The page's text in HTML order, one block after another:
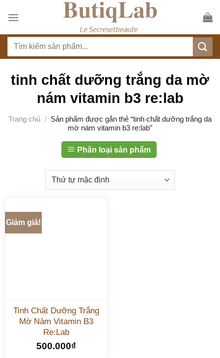
ktinh chất dưỡng trắng da mờ
nám vitamin b3 re:lab
Trang chủ / Sản phẩm được gắn thẻ “tinh chất dưỡng trắng da
mờ nám vitamin b3 re:lab”
Phân loại sản phẩm
Giảm giá!
Tinh Chất Dưỡng Trắng
Mờ Nám Vitamin B3
Re:Lab
500.000₫